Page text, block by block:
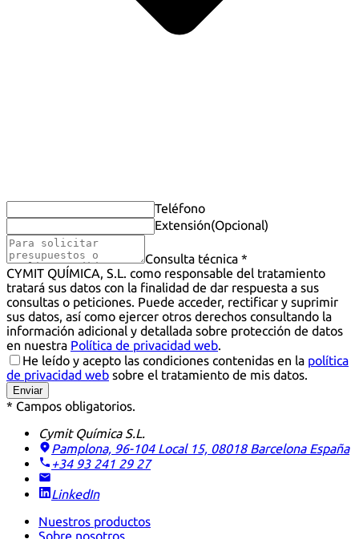
Teléfono
Extensión(Opcional)
Consulta técnica *
CYMIT QUÍMICA, S.L. como responsable del tratamiento
tratará sus datos con la finalidad de dar respuesta a sus
consultas o peticiones. Puede acceder, rectificar y suprimir
sus datos, así como ejercer otros derechos consultando la
información adicional y detallada sobre protección de datos
en nuestra Política de privacidad web.
He leído y acepto las condiciones contenidas en la política
de privacidad web sobre el tratamiento de mis datos.
Enviar
* Campos obligatorios.
Cymit Química S.L.
Pamplona, 96-104 Local 15, 08018 Barcelona España
+34 93 241 29 27
LinkedIn
Nuestros productos
Sobre nosotros